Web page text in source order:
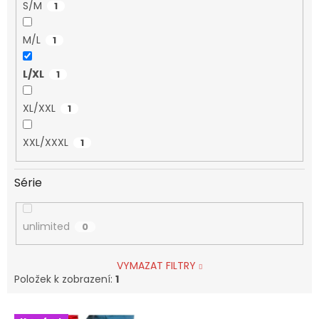
S/M 1
M/L 1
L/XL 1
XL/XXL 1
XXL/XXXL 1
Série
unlimited 0
VYMAZAT FILTRY
Položek k zobrazení: 1
V